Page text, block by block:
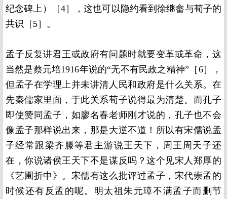
纪念碑上）［4］，这也可以隐约看到徐继畲与荀子的
共识［5］。
孟子反复讲君王或政府有问题时就要变革或革命，这
当然是蔡元培1916年说的“无不有民政之精神”［6］，
但孟子在学理上并未讲清人民和政府是什么关系。在
先秦儒家里面，于此关系荀子说得最为清楚。而孔子
即使赞同孟子，如廖名春老师刚才说的，孔子也不会
像孟子那样说出来，那是大逆不道！所以有宋儒说孟
子经常跟梁齐滕等君主游说王天下，周王周天子还
在，你说诸侯王天下不是谋反吗？这个见宋人郑厚的
《艺圃折中》。宋儒有这么批评过孟子，宋代崇孟的
时候还有反孟的呢。明太祖朱元璋不满孟子而删节